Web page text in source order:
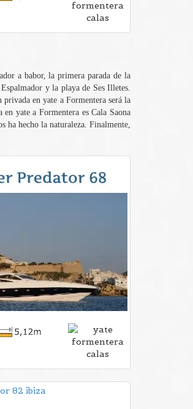
a babor, la primera parada de la
y la playa de Ses Illetes.
en yate a Formentera será la
yate a Formentera es Cala Saona
ha hecho la naturaleza. Finalmente,